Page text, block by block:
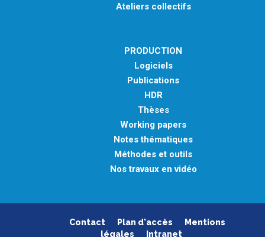
Ateliers collectifs
PRODUCTION
Logiciels
Publications
HDR
Thèses
Working papers
Notes thématiques
Méthodes et outils
Nos travaux en vidéo
Contact Plan d'accès
Mentions
légales
Intranet